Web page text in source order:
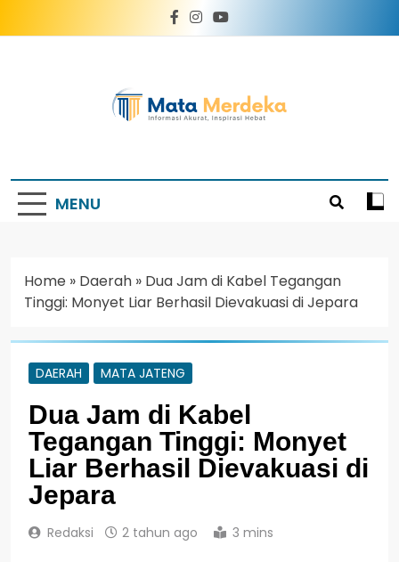
MENU
Home » Daerah » Dua Jam di Kabel Tegangan
Tinggi: Monyet Liar Berhasil Dievakuasi di Jepara
DAERAH MATA JATENG
Dua Jam di Kabel
Tegangan Tinggi: Monyet
Liar Berhasil Dievakuasi di
Jepara
Redaksi 2 tahun ago 3 mins